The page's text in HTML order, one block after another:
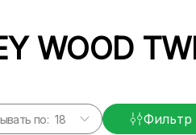
WOOD
по: Фильтр